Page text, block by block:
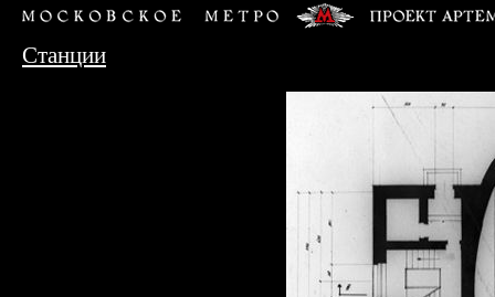
Станции